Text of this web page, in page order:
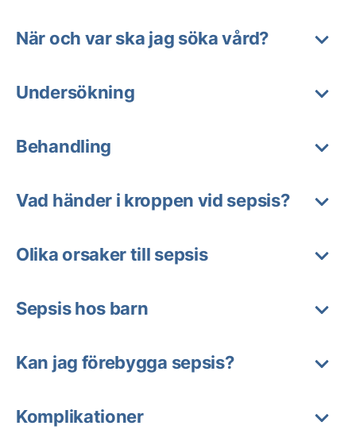
När och var ska jag söka vård?
Undersökning
Behandling
Vad händer i kroppen vid sepsis?
Olika orsaker till sepsis
Sepsis hos barn
Kan jag förebygga sepsis?
Komplikationer